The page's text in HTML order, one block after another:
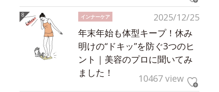
2025/12/25
インナーケア
年末年始も体型キープ！休み
明けの“ドキッ”を防ぐ3つのヒ
ント｜美容のプロに聞いてみ
ました！
10467 view